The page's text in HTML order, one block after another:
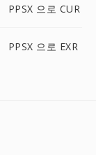
PPSX 으로 CUR
PPSX 으로 EXR